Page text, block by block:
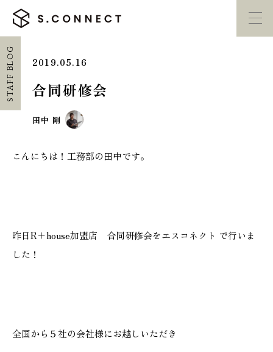
HOME
エスコネについて
GALLERY
施工ギャラリー
家づくり勉強会
STAFF BLOG 2019.05.16
合同研修会
田中 剛
こんにちは！工務部の田中です。
昨日R＋house加盟店 合同研修会をエスコネクト で行いま
した！
全国から５社の会社様にお越しいただき